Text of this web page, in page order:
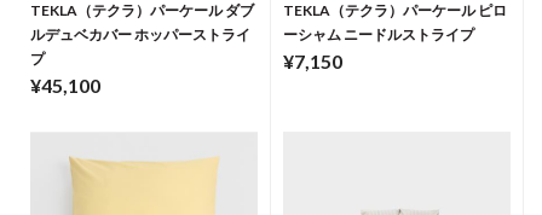
TEKLA（テクラ）パーケール ダブ
ルデュベカバー ホッパーストライ
プ
¥45,100
TEKLA（テクラ）パーケール ピロ
ーシャム ニードルストライプ
¥7,150